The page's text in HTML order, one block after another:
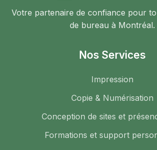
Votre partenaire de confiance pour
de bureau à Montréal.
Nos Services
Impression
Copie & Numérisation
Conception de sites et
Formations et support